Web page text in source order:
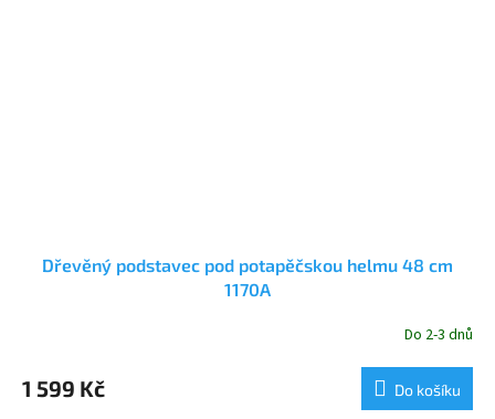
Dřevěný podstavec pod potapěčskou helmu 48 cm
1170A
Do 2-3 dnů
1 599 Kč Do košíku